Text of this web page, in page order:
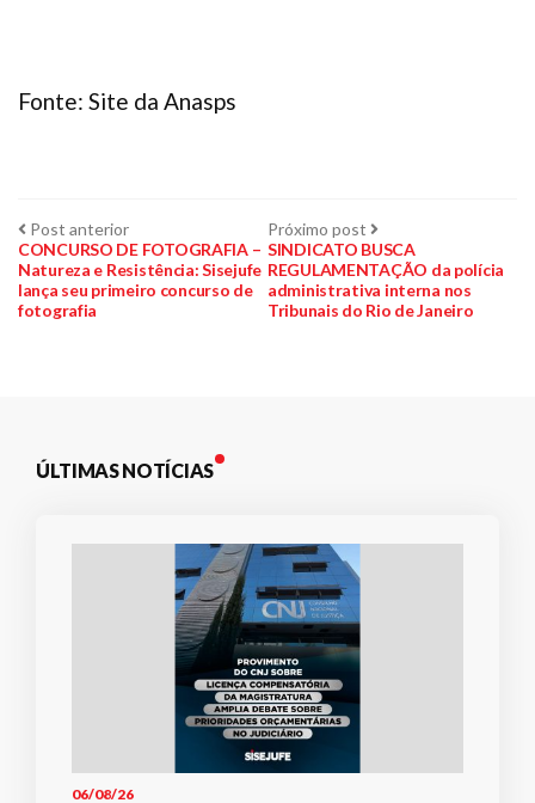
Fonte: Site da Anasps
Navegação
de
Post
Post anteriorPost
anterior:
CONCURSO DE FOTOGRAFIA –
Natureza e Resistência: Sisejufe
lança seu primeiro concurso de
fotografia
Próximo post Próximo
post:
SINDICATO BUSCA
REGULAMENTAÇÃO da polícia
administrativa interna nos
Tribunais do Rio de Janeiro
ÚLTIMAS NOTÍCIAS
06/08/26